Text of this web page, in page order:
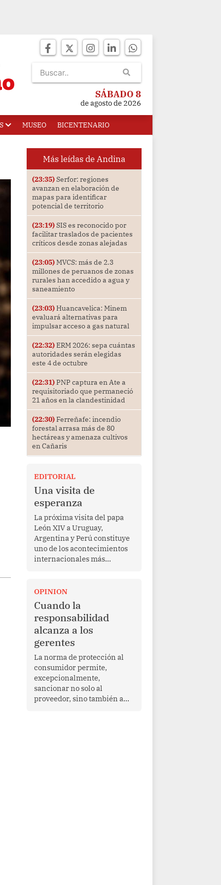
SÁBADO 8
de agosto de 2026
MUSEO BICENTENARIO
Más leídas de Andina
(23:35)Serfor: regiones
avanzan en elaboración de
mapas para identificar
potencial de territorio
(23:19)SIS es reconocido por
facilitar traslados de pacientes
críticos desde zonas alejadas
(23:05)MVCS: más de 2.3
millones de peruanos de zonas
rurales han accedido a agua y
saneamiento
(23:03)Huancavelica: Minem
evaluará alternativas para
impulsar acceso a gas natural
(22:32)ERM 2026: sepa cuántas
autoridades serán elegidas
este 4 de octubre
(22:31)PNP captura en Ate a
requisitoriado que permaneció
21 años en la clandestinidad
(22:30)Ferreñafe: incendio
forestal arrasa más de 80
hectáreas y amenaza cultivos
en Cañaris
EDITORIAL
Una visita de
esperanza
La próxima visita del papa
León XIV a Uruguay,
Argentina y Perú constituye
uno de los acontecimientos
internacionales más
Más allá de su dimensión
religiosa, esta gira
representa una oportunidad
para reafirmar el valor del
diálogo, fortalecer los
vínculos entre los pueblos y
proyectar una imagen de
cooperación en una región
que enfrenta desafíos en
materia de desarrollo,
cohesión social y
gobernabilidad.
OPINION
Cuando la
responsabilidad
alcanza a los
gerentes
La norma de protección al
consumidor permite,
excepcionalmente,
sancionar no solo al
proveedor, sino también a